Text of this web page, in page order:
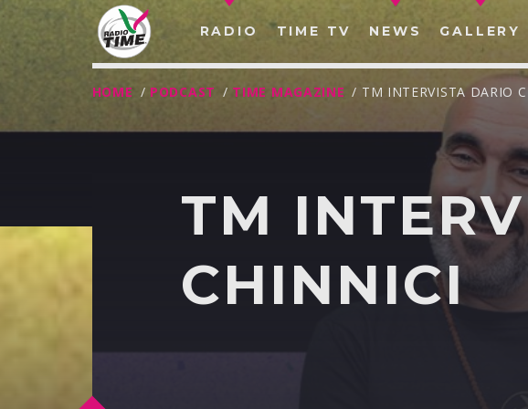
RADIO TIME TV NEWS GALLERY
HOME / PODCAST / TIME MAGAZINE / TM INTERVISTA DARIO
TM
CHINNICI